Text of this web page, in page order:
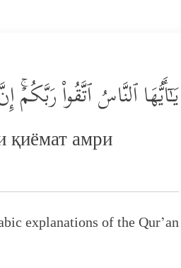
یَـٰۤأَیُّهَا ٱلنَّاسُ ٱتَّقُواْ
қиёмат амри
explanations of the Qur’an: